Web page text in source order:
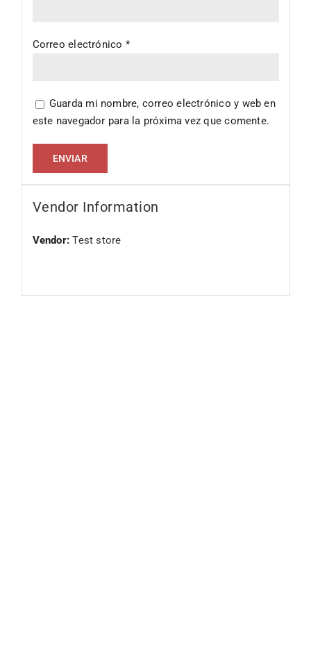
Correo electrónico *
Guarda mi nombre, correo electrónico y web en
este navegador para la próxima vez que comente.
Vendor Information
Vendor:Test store